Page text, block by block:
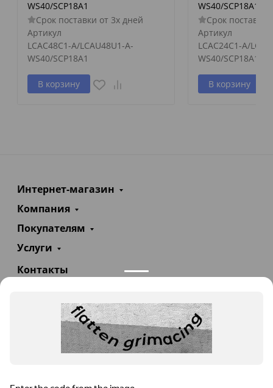
WS40/SCP18A1
Срок поставки от 3х дней
Артикул
LCAC48C1-A/LCAU48U1-A-
WS40/SCP18A1
В корзину
WS40/SCP18A1
Срок поставки
Артикул
LCAC24C1-A/
WS40/SCP18A1
В корзину
Интернет-магазин
Компания
Покупателям
Услуги
Контакты
info@teploexpert.com
Пн—Сб 09:00 – 18:00